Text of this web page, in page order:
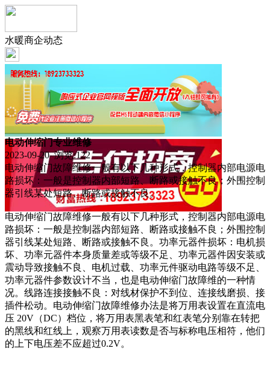
水暖商企动态
电动伸缩门专业维修
2023-09-20 浏览:122
电动伸缩门故障维修一般有以下几种形式，控制器内部电源电
路损坏：一般是控制器内部短路、断路或接触不良；外围控制
器引线某处短路、断路或接触不良。
电动伸缩门故障维修一般有以下几种形式，控制器内部电源电
路损坏：一般是控制器内部短路、断路或接触不良；外围控制
器引线某处短路、断路或接触不良。功率元器件损坏：电机损
坏、功率元器件本身质量差或等级不足、功率元器件因安装或
震动导致接触不良、电机过载、功率元件驱动电路等级不足、
功率元器件参数设计不当，也是电动伸缩门故障维的一种情
况。线路连接接触不良：对线材保护不到位、连接线磨损、接
插件松动。电动伸缩门故障维修办法是将万用表设置在直流电
压 20V（DC）档位，将万用表黑表笔和红表笔分别靠在转把
的黑线和红线上，观察万用表读数是否与标称电压相符，他们
的上下电压差不应超过0.2V。